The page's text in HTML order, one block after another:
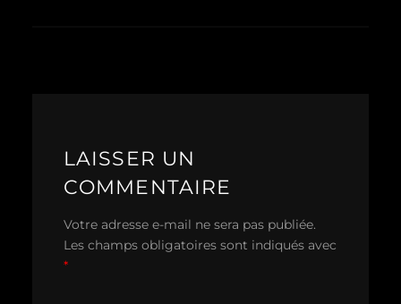
LAISSER UN
COMMENTAIRE
Votre adresse e-mail ne sera pas publiée.
Les champs obligatoires sont indiqués avec
*